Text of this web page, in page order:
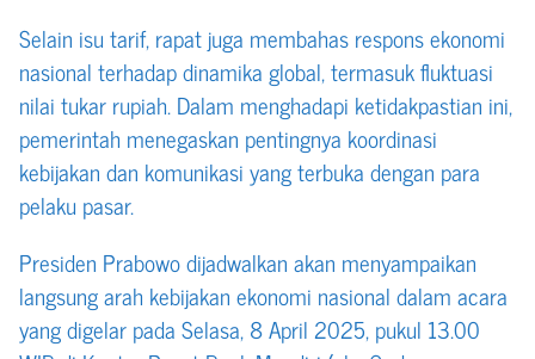
Selain isu tarif, rapat juga membahas respons ekonomi
nasional terhadap dinamika global, termasuk fluktuasi
nilai tukar rupiah. Dalam menghadapi ketidakpastian ini,
pemerintah menegaskan pentingnya koordinasi
kebijakan dan komunikasi yang terbuka dengan para
pelaku pasar.
Presiden Prabowo dijadwalkan akan menyampaikan
langsung arah kebijakan ekonomi nasional dalam acara
yang digelar pada Selasa, 8 April 2025, pukul 13.00